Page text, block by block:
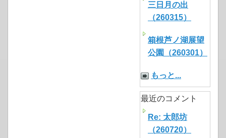
三日月の出
（260315）
箱根芦ノ湖展望
公園（260301）
もっと...
最近のコメント
Re: 太郎坊
（260720）